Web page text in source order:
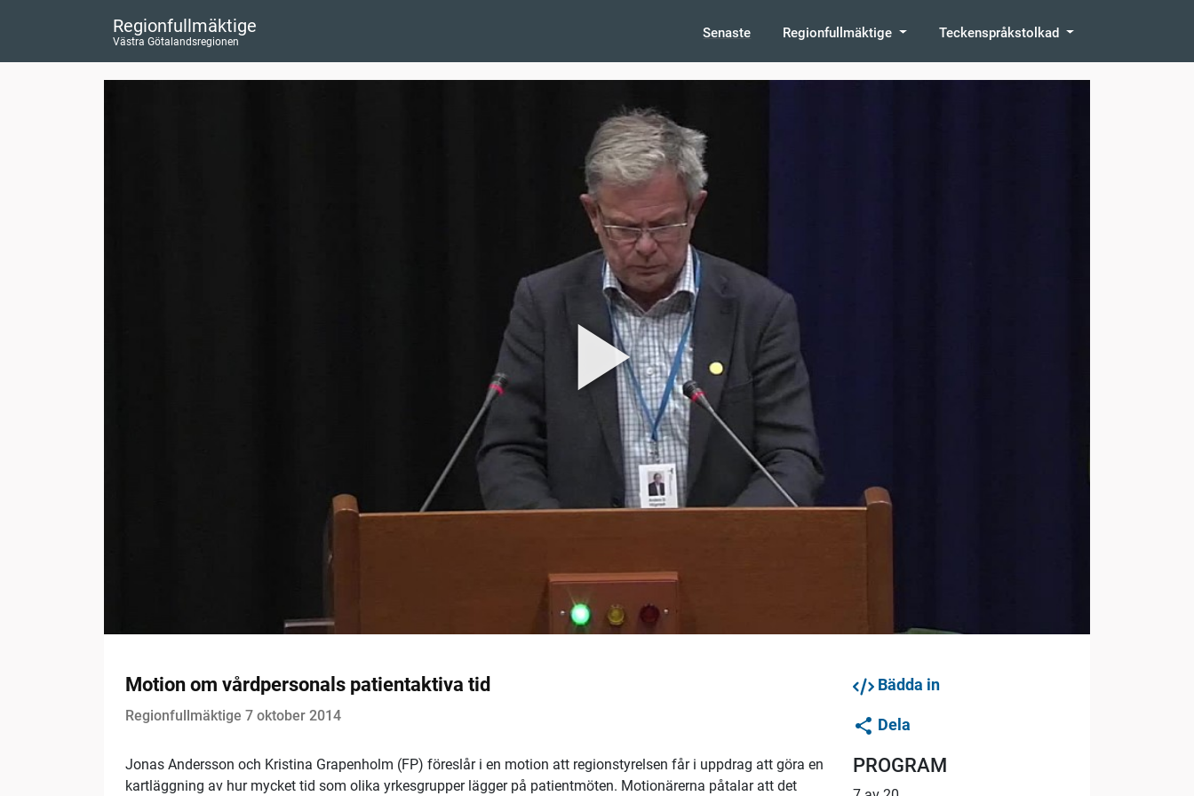
Regionfullmäktige
Västra Götalandsregionen
Senaste Regionfullmäktige Teckenspråkstolkad
Motion om vårdpersonals patientaktiva tid
Regionfullmäktige 7 oktober 2014
Jonas Andersson och Kristina Grapenholm (FP) föreslår i en motion att regionstyrelsen får i uppdrag att göra en
kartläggning av hur mycket tid som olika yrkesgrupper lägger på patientmöten. Motionärerna påtalar att det
Bädda in
Dela
PROGRAM